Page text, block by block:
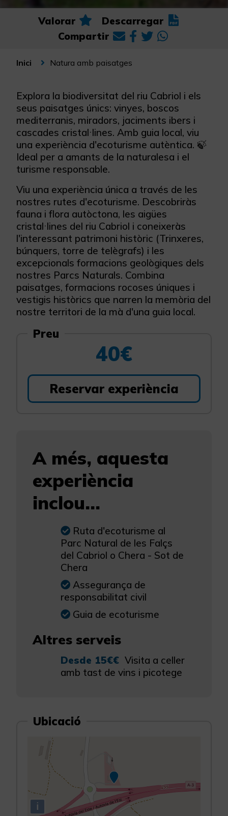
Valorar
Descarregar
Compartir
Inici Natura amb paisatges
Explora la biodiversitat del riu Cabriol i els
seus paisatges únics: vinyes, boscos
mediterranis, miradors, jaciments ibers i
cascades cristal·lines. Amb guia local, viu
una experiència d'ecoturisme autèntica. 🍃
Ideal per a amants de la naturalesa i el
turisme responsable.
Viu una experiència única a través de les
nostres rutes d'ecoturisme. Descobriràs
fauna i flora autòctona, les aigües
cristal·lines del riu Cabriol i coneixeràs
l'interessant patrimoni històric (Trinxeres,
búnquers, torre de telègrafs) i les
excepcionals formacions geològiques dels
nostres Parcs Naturals. Combina
paisatges, formacions rocoses úniques i
vestigis històrics que narren la memòria del
nostre territori de la mà d'una guia local.
Preu
40€
Reservar experiència
A més, aquesta
experiència
inclou...
Ruta d'ecoturisme al
Parc Natural de les Falçs
del Cabriol o Chera - Sot de
Chera
Assegurança de
responsabilitat civil
Guia de ecoturisme
Altres serveis
Desde 15€€ Visita a celler
amb tast de vins i picotege
Ubicació
i